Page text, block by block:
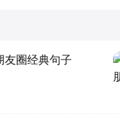
友圈经典句子